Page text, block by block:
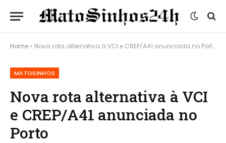
Home » Nova rota alternativa à VCI e CREP/A41 anunciada no Porto
MATOSINHOS
Nova rota alternativa à VCI
e CREP/A41 anunciada no
Porto